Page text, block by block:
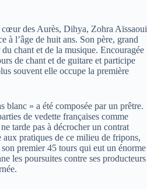
des Aurès, Dihya, Zohra Aïssaoui
à l’âge de huit ans. Son père, grand
chant et de la musique. Encouragée
de chant et de guitare et participe
souvent elle occupe la première
blanc » a été composée par un prêtre.
de vedette françaises comme
tarde pas à décrocher un contrat
pratiques de ce milieu de fripons,
premier 45 tours qui eut un énorme
les poursuites contre ses producteurs